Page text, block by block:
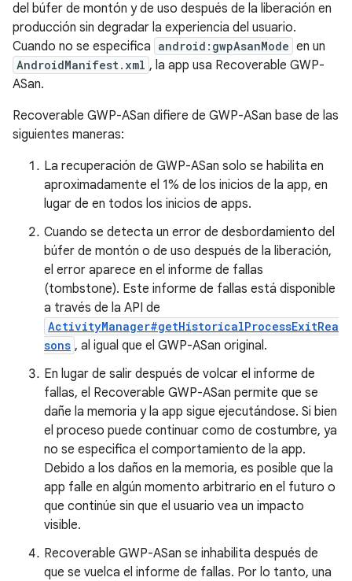
del búfer de montón y de uso después de la liberación en
producción sin degradar la experiencia del usuario.
Cuando no se especifica android:gwpAsanMode en un
AndroidManifest.xml , la app usa Recoverable GWP-
ASan.
Recoverable GWP-ASan difiere de GWP-ASan base de las
siguientes maneras:
La recuperación de GWP-ASan solo se habilita en
aproximadamente el 1% de los inicios de la app, en
lugar de en todos los inicios de apps.
Cuando se detecta un error de desbordamiento del
búfer de montón o de uso después de la liberación,
el error aparece en el informe de fallas
(tombstone). Este informe de fallas está disponible
a través de la API de
ActivityManager#getHistoricalProcessExitRea
sons , al igual que el GWP-ASan original.
En lugar de salir después de volcar el informe de
fallas, el Recoverable GWP-ASan permite que se
dañe la memoria y la app sigue ejecutándose. Si bien
el proceso puede continuar como de costumbre, ya
no se especifica el comportamiento de la app.
Debido a los daños en la memoria, es posible que la
app falle en algún momento arbitrario en el futuro o
que continúe sin que el usuario vea un impacto
visible.
Recoverable GWP-ASan se inhabilita después de
que se vuelca el informe de fallas. Por lo tanto, una